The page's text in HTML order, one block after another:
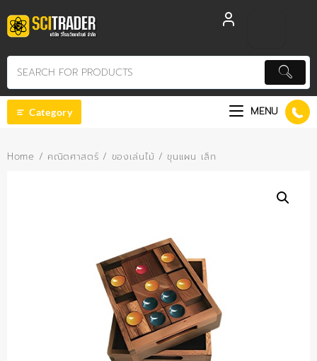
to
content
Category MENU
Home / คณิตศาสตร์ / ของเล่นไม้ / ขุนแผน เล็ก